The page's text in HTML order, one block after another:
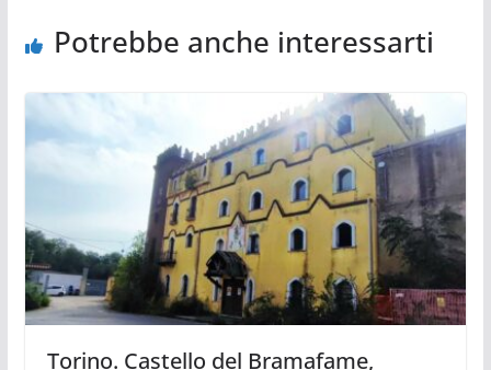
Potrebbe anche interessarti
Torino. Castello del Bramafame,